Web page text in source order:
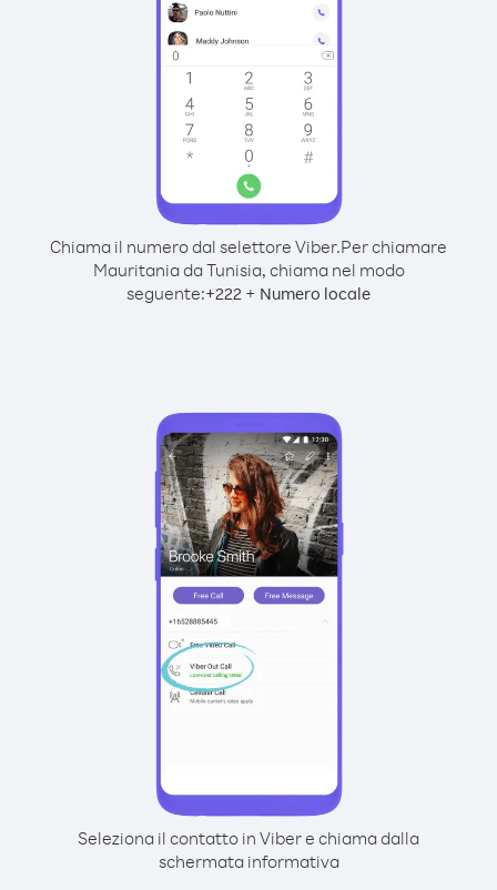
Chiama il numero dal selettore Viber.Per chiamare
Mauritania da Tunisia, chiama nel modo
seguente:+222 + Numero locale
Seleziona il contatto in Viber e chiama dalla
schermata informativa